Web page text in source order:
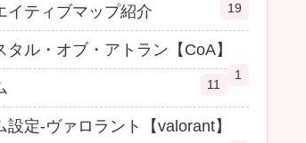
イティブマップ紹介 19
タル・オブ・アトラン【CoA】
1
11
設定-ヴァロラント【valorant】